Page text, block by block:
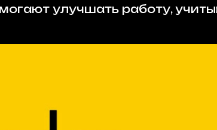
улучшать работу,